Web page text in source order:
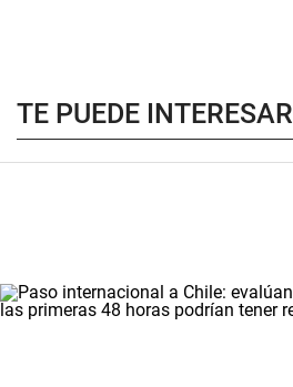
TE PUEDE INTERESAR